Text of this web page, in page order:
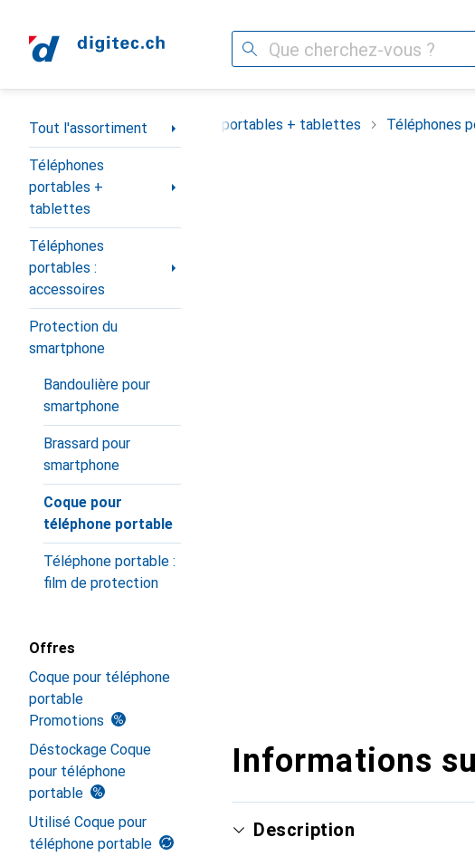
Recherche
Navigation par catégorie
Tout l'assortiment
Téléphones
portables +
tablettes
Téléphones
portables :
accessoires
Protection du
smartphone
Bandoulière pour
smartphone
Brassard pour
smartphone
Coque pour
téléphone portable
Téléphone portable :
film de protection
Offres
Coque pour téléphone
portable
Promotions
Déstockage Coque
pour téléphone
portable
Utilisé Coque pour
téléphone portable
Tout l'assortiment Téléphones portables + tablettes Téléphones
Informations
Description